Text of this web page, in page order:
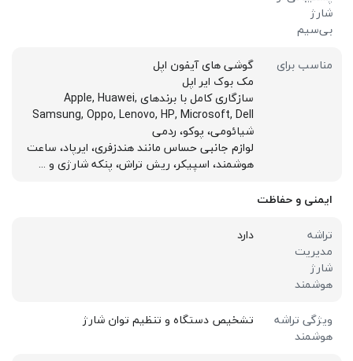
شارژ
بی‌سیم
مناسب برای
گوشی های آیفون اپل
مک بوک ایر اپل
سازگاری کامل با برندهای Apple, Huawei,
Samsung, Oppo, Lenovo, HP, Microsoft, Dell
شیائومی، پوکو، ردمی
لوازم جانبی حساس مانند هندزفری، ایرپاد، ساعت
هوشمند، اسپیکر، ریش تراش، پنکه شارژی و ...
ایمنی و حفاظت
تراشه
مدیریت
شارژ
هوشمند
دارد
ویژگی تراشه
هوشمند
تشخیص دستگاه و تنظیم توان شارژ